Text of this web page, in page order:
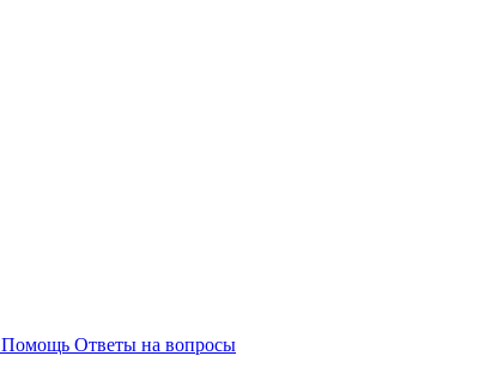
Помощь Ответы на вопросы